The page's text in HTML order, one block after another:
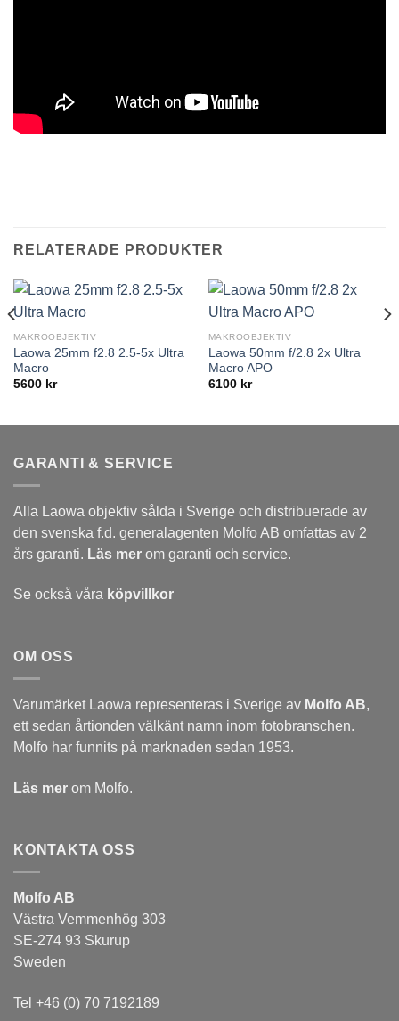
RELATERADE PRODUKTER
MAKROOBJEKTIV
Laowa 25mm f2.8 2.5-5x Ultra
Macro
5600 kr
MAKROOBJEKTIV
Laowa 50mm f/2.8 2x Ultra
Macro APO
6100 kr
GARANTI & SERVICE
Alla Laowa objektiv sålda i Sverige och distribuerade av
den svenska f.d. generalagenten Molfo AB omfattas av 2
års garanti. Läs mer om garanti och service.
Se också våra köpvillkor
OM OSS
Varumärket Laowa representeras i Sverige av Molfo AB,
ett sedan årtionden välkänt namn inom fotobranschen.
Molfo har funnits på marknaden sedan 1953.
Läs mer om Molfo.
KONTAKTA OSS
Molfo AB
Västra Vemmenhög 303
SE-274 93 Skurup
Sweden
Tel +46 (0) 70 7192189